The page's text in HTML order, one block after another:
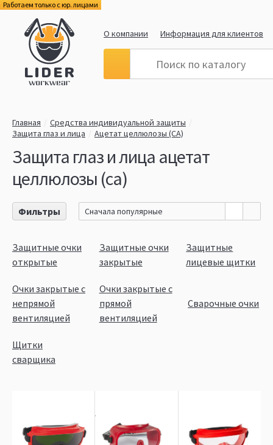
Работаем только с юр. лицами
О компании Информация для клиентов
Главная
Средства индивидуальной защиты
Защита глаз и лица
Ацетат целлюлозы (СA)
Фильтры Сначала популярные
Защита глаз и лица ацетат
целлюлозы (сa)
Защитные очки
открытые
Защитные очки
закрытые
Защитные
лицевые щитки
Очки закрытые с
непрямой
вентиляцией
Очки закрытые с
прямой
вентиляцией
Сварочные очки
Щитки
сварщика